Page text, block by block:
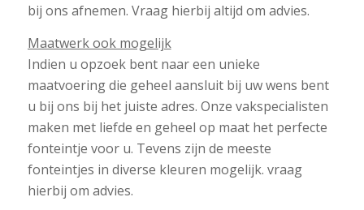
bij ons afnemen. Vraag hierbij altijd om advies.
Maatwerk ook mogelijk
Indien u opzoek bent naar een unieke
maatvoering die geheel aansluit bij uw wens bent
u bij ons bij het juiste adres. Onze vakspecialisten
maken met liefde en geheel op maat het perfecte
fonteintje voor u. Tevens zijn de meeste
fonteintjes in diverse kleuren mogelijk. vraag
hierbij om advies.